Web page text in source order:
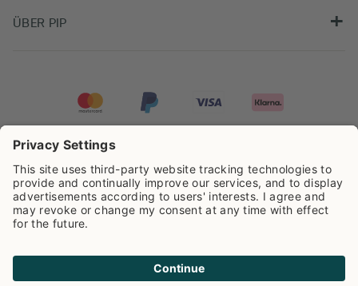
ÜBER PIP
auf der Grundlage von8.960Rezensionen ausgezeichnet.